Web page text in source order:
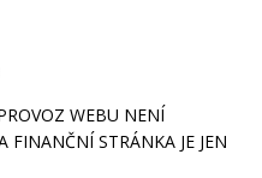
WEBU NENÍ
FINANČNÍ STRÁNKA JE JEN